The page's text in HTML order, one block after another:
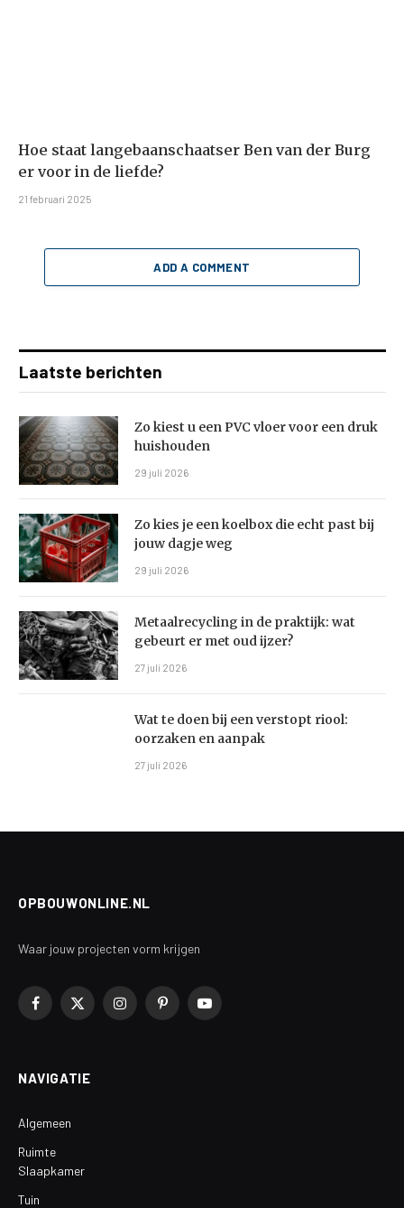
Hoe staat langebaanschaatser Ben van der Burg
er voor in de liefde?
21 februari 2025
ADD A COMMENT
Laatste berichten
Zo kiest u een PVC vloer voor een druk
huishouden
29 juli 2026
Zo kies je een koelbox die echt past bij
jouw dagje weg
29 juli 2026
Metaalrecycling in de praktijk: wat
gebeurt er met oud ijzer?
27 juli 2026
Wat te doen bij een verstopt riool:
oorzaken en aanpak
27 juli 2026
OPBOUWONLINE.NL
Waar jouw projecten vorm krijgen
Facebook
X
InstagramPinterestYouTube
NAVIGATIE
Algemeen
Ruimte
Slaapkamer
Tuin